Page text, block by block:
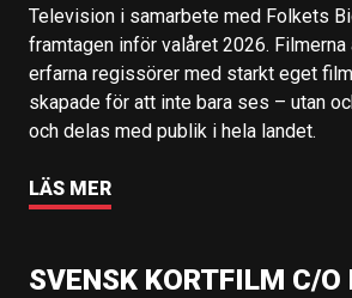
Television i samarbete med Folkets
framtagen inför valåret 2026. Filmerna
erfarna regissörer med starkt eget
skapade för att inte bara ses – utan
och delas med publik i hela landet.
LÄS MER
SVENSK KORTFILM C/O